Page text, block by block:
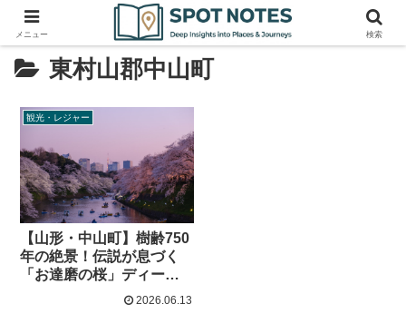
東村山郡中山町
観光・レジャー
【山形・中山町】樹齢750
年の絶景！伝説が息づく
「お達磨の桜」ディープ
2026.06.13
メニュー 検索